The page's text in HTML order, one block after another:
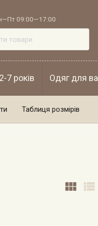
09:00—17:00
7 років Одяг для
Таблиця розмірів
 